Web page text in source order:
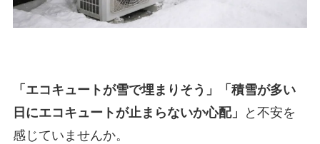
「エコキュートが雪で埋まりそう」「積雪が多い
日にエコキュートが止まらないか心配」
と不安を
感じていませんか。